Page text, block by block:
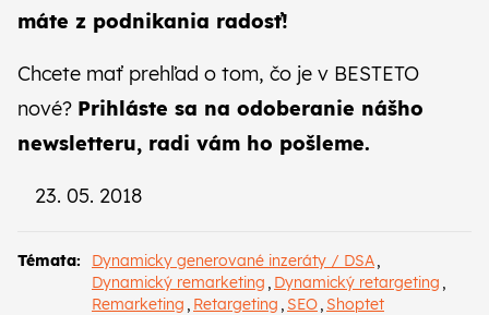
máte z podnikania radosť!
Chcete mať prehľad o tom, čo je v BESTETO
nové? Prihláste sa na odoberanie nášho
newsletteru, radi vám ho pošleme.
23. 05. 2018
Témata: Dynamicky generované inzeráty / DSA,
Dynamický remarketing , Dynamický retargeting ,
Remarketing , Retargeting , SEO, Shoptet